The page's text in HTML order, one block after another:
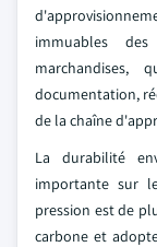
immuables
marchandises,
documentation,
de la chaîne
La durabilité
importante sur
pression est de
carbone et